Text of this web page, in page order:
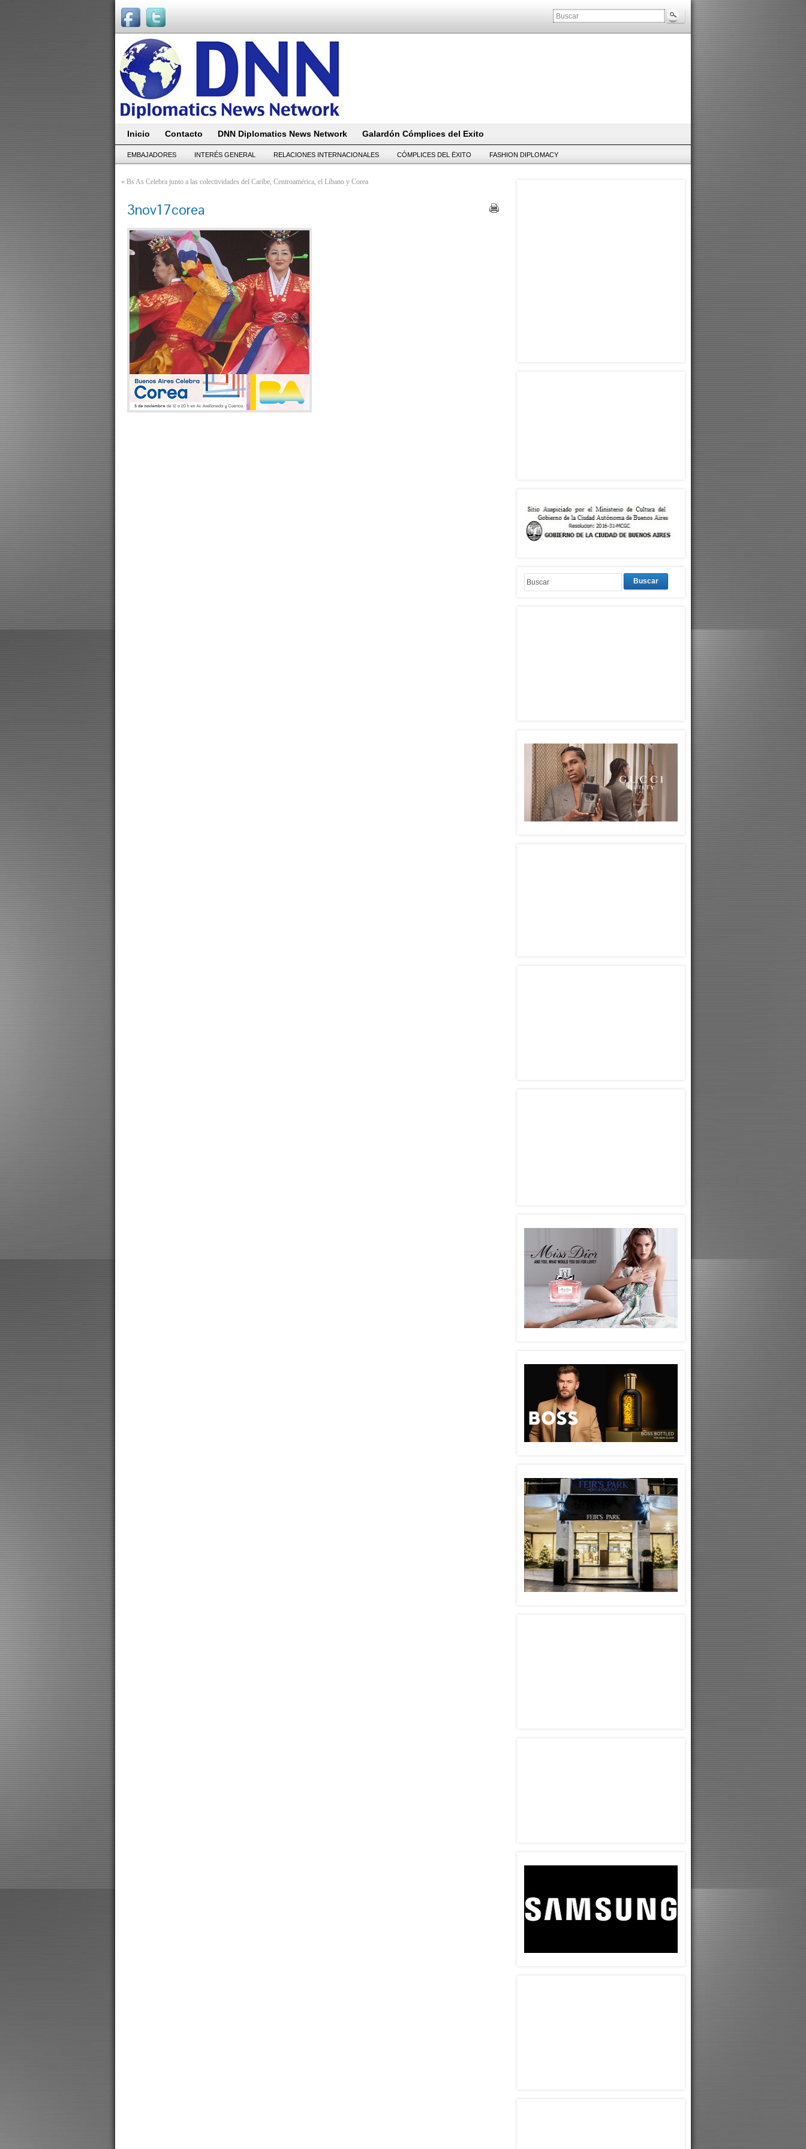
Inicio Contacto DNN Diplomatics News Network Galardón Cómplices del Exito
EMBAJADORES INTERÉS GENERAL RELACIONES INTERNACIONALES CÓMPLICES DEL ËXITO FASHION DIPLOMACY
« Bs As Celebra junto a las colectividades del Caribe, Centroamérica, el Líbano y Corea
3nov17corea
Buscar